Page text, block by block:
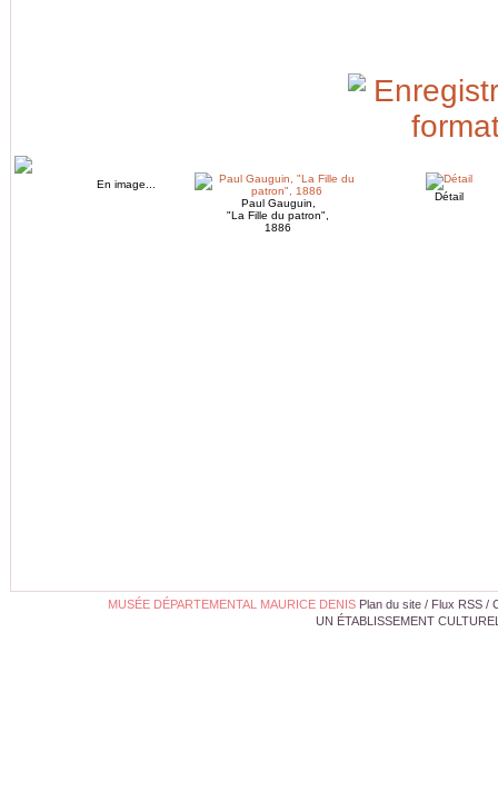
En image...
Paul Gauguin,
"La Fille du patron",
1886
Détail
MUSÉE DÉPARTEMENTAL MAURICE DENIS Plan du site / Flux RSS /
UN ÉTABLISSEMENT